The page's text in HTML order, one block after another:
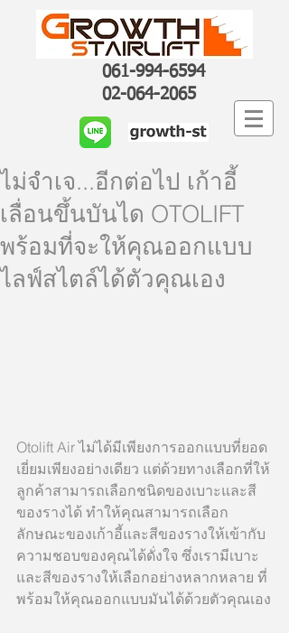
061-994-6594
02-064-2065
ไม่จำเจ...อีกต่อไป เก้าอี้
เลื่อนขึ้นบันได OTOLIFT
พร้อมที่จะให้คุณออกแบบ
ไลฟ์สไตล์ได้ตัวคุณเอง
Otolift Air ไม่ได้มีเพียงการออกแบบที่ยอด
เยี่ยมเพียงอย่างเดียว แต่ด้วยทางเลือกที่ให้
ลูกค้าสามารถเลือกชนิดของเบาะและสี
ของรางได้ ทำให้คุณสามารถเลือก
ลักษณะของเก้าอี้และสีของรางให้เข้ากับ
ความชอบของคุณได้ดั่งใจ ซึ่งเรามีเบาะ
และสีของรางให้เลือกอย่างหลากหลาย ที่
พร้อมให้คุณออกแบบมันได้ด้วยตัวคุณเอง